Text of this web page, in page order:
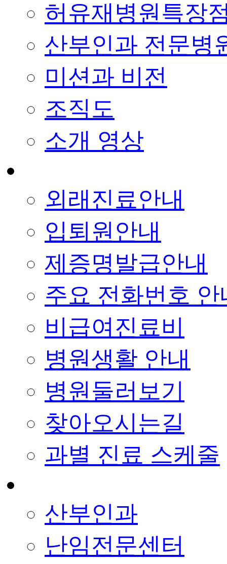
허유재병원특장
산부인과 전문병
미션과 비전
조직도
소개 영상
외래진료안내
입퇴원안내
제증명발급안내
주요 전화번호 안
비급여진료비
병원생활 안내
병원둘러보기
찾아오시는길
과별 진료 스케줄
산부인과
난임전문센터